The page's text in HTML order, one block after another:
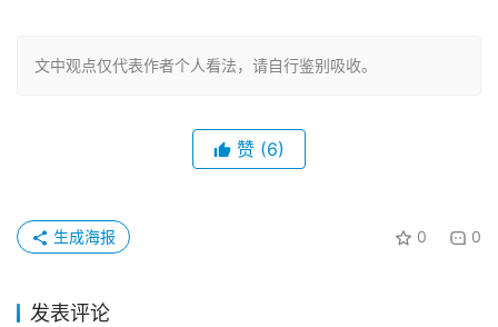
文中观点仅代表作者个人看法，请自行鉴别吸收。
赞 (6)
0 0
生成海报
发表评论